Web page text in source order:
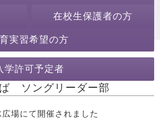
在校生保護者の方
実習希望の方
学許可予定者
動 ソングリーダー部
ソングリーダー部
場にて開催されました